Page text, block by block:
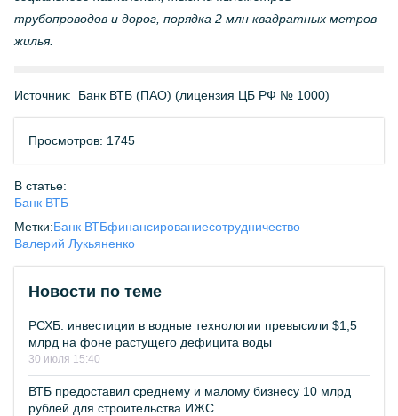
трубопроводов и дорог, порядка 2 млн квадратных метров
жилья.
Источник: Банк ВТБ (ПАО) (лицензия ЦБ РФ № 1000)
Просмотров: 1745
В статье:
Банк ВТБ
Метки:Банк ВТБфинансированиесотрудничество
Валерий Лукьяненко
Новости по теме
РСХБ: инвестиции в водные технологии превысили $1,5
млрд на фоне растущего дефицита воды
30 июля 15:40
ВТБ предоставил среднему и малому бизнесу 10 млрд
рублей для строительства ИЖС